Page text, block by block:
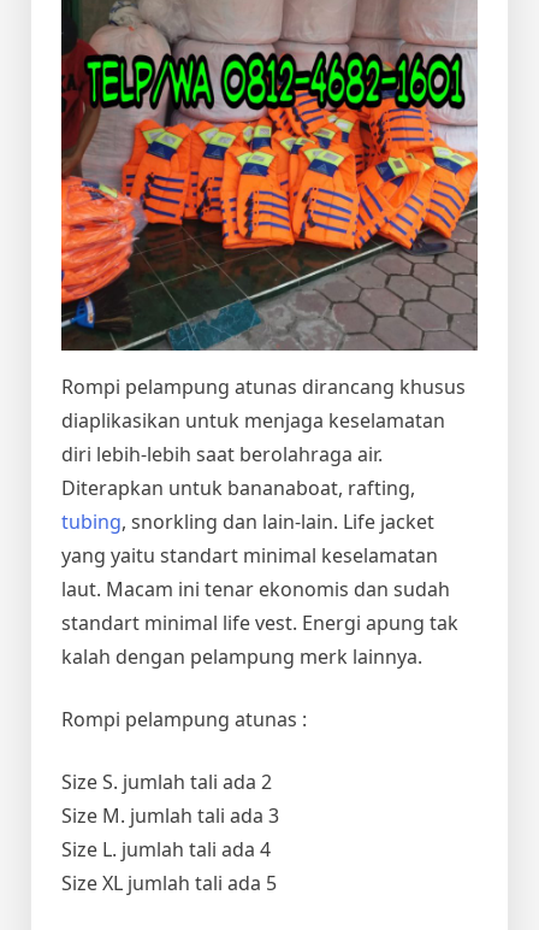
Rompi pelampung atunas dirancang khusus
diaplikasikan untuk menjaga keselamatan
diri lebih-lebih saat berolahraga air.
Diterapkan untuk bananaboat, rafting,
tubing, snorkling dan lain-lain. Life jacket
yang yaitu standart minimal keselamatan
laut. Macam ini tenar ekonomis dan sudah
standart minimal life vest. Energi apung tak
kalah dengan pelampung merk lainnya.
Rompi pelampung atunas :
Size S. jumlah tali ada 2
Size M. jumlah tali ada 3
Size L. jumlah tali ada 4
Size XL jumlah tali ada 5